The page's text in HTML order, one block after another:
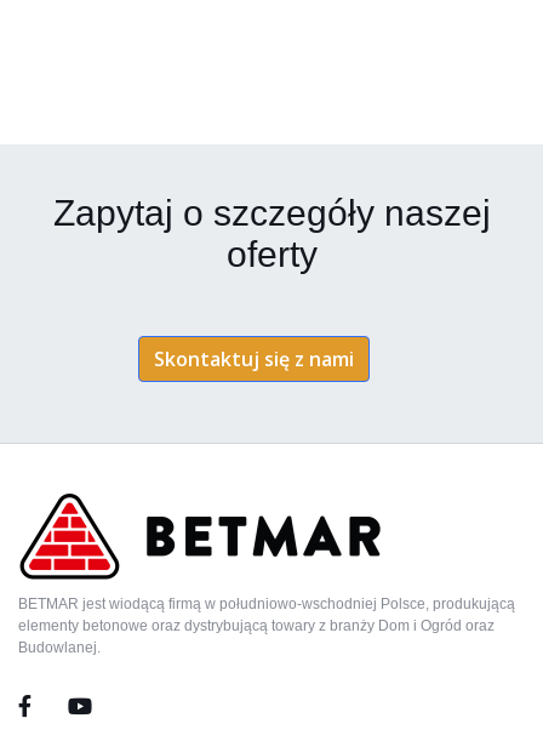
Zapytaj o szczegóły naszej
oferty
Skontaktuj się z nami
BETMAR jest wiodącą firmą w południowo-wschodniej Polsce, produkującą
elementy betonowe oraz dystrybującą towary z branży Dom i Ogród oraz
Budowlanej.